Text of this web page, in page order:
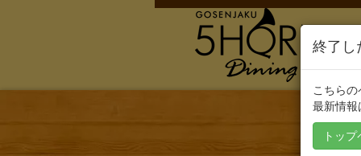
終了し
こちら
最新情報
トッ